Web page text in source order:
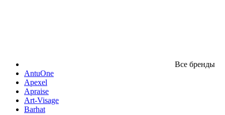
Все бренды
AntuOne
Apexel
Apraise
Art-Visage
Barhat